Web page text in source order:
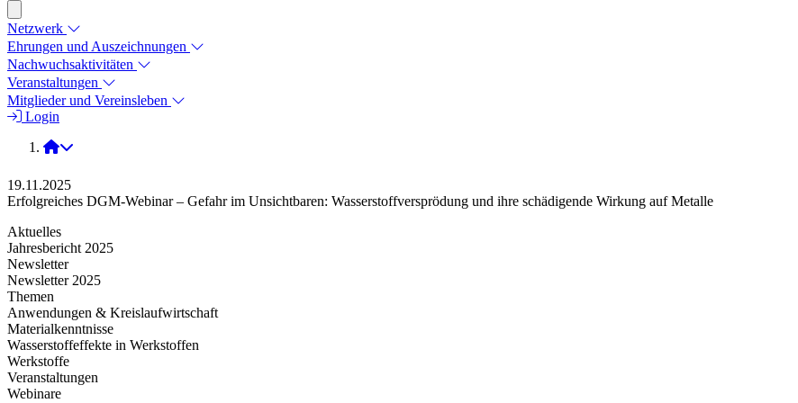
Netzwerk
Ehrungen und Auszeichnungen
Nachwuchsaktivitäten
Veranstaltungen
Mitglieder und Vereinsleben
Login
2025
19.11.2025
Erfolgreiches DGM-Webinar – Gefahr im Unsichtbaren: Wasserstoffversprödung und ihre schädigende Wirkung auf Metalle
Aktuelles
Jahresbericht 2025
Newsletter
Newsletter 2025
Themen
Anwendungen & Kreislaufwirtschaft
Materialkenntnisse
Wasserstoffeffekte in Werkstoffen
Werkstoffe
Veranstaltungen
Webinare